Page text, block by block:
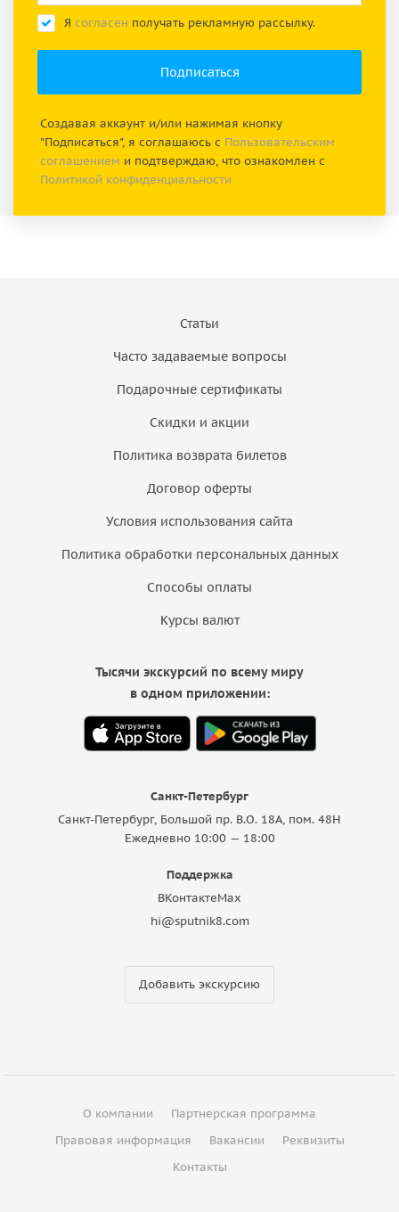
Я согласен получать рекламную рассылку.
Создавая аккаунт и/или нажимая кнопку
"Подписаться", я соглашаюсь с Пользовательским
соглашением и подтверждаю, что ознакомлен с
Политикой конфиденциальности
Статьи
Часто задаваемые вопросы
Подарочные сертификаты
Скидки и акции
Политика возврата билетов
Договор оферты
Условия использования сайта
Политика обработки персональных данных
Способы оплаты
Курсы валют
Санкт-Петербург
Санкт-Петербург, Большой пр. В.О. 18A, пом. 48Н
Ежедневно 10:00 — 18:00
Поддержка
ВКонтактеMax
hi@sputnik8.com
Добавить экскурсию
Тысячи экскурсий по всему миру
в одном приложении:
О компании
Партнерская программа
Правовая информация
Вакансии
Реквизиты
Контакты